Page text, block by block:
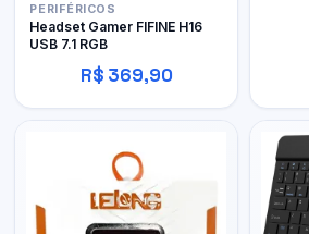
PERIFÉRICOS
Headset Gamer FIFINE H16
USB 7.1 RGB
R$ 369,90